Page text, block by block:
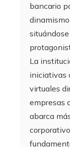
bancario
La
iniciativas
virtuales
empresas
abarca